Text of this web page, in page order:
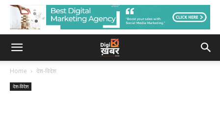
Home देश-विदेश
देश-विदेश